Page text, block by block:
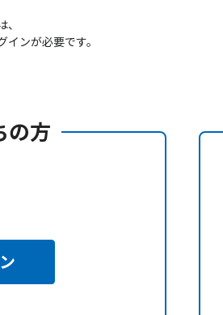
インが必要です。
の方